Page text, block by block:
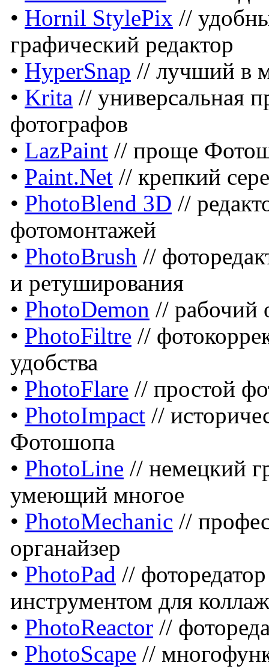
• Hornil StylePix //
графический редактор
• HyperSnap // лучший в
• Krita // универсальная
фотографов
• LazPaint // проще
• Paint.Net // крепкий
• PhotoBlend 3D //
фотомонтажей
• PhotoBrush //
и ретуширования
• PhotoDemon // рабочий
• PhotoFiltre //
удобства
• PhotoFlare // простой
• PhotoImpact //
Фотошопа
• PhotoLine // немецкий
умеющий многое
• PhotoMechanic //
органайзер
• PhotoPad //
инструментом для
• PhotoReactor //
• PhotoScape //